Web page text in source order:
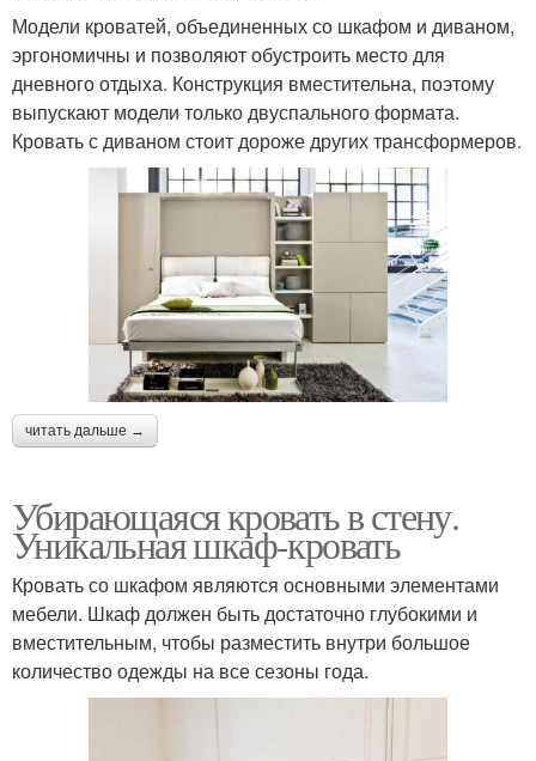
Модели кроватей, объединенных со шкафом и диваном,
эргономичны и позволяют обустроить место для
дневного отдыха. Конструкция вместительна, поэтому
выпускают модели только двуспального формата.
Кровать с диваном стоит дороже других трансформеров.
читать дальше →
Убирающаяся кровать в стену.
Уникальная шкаф-кровать
Кровать со шкафом являются основными элементами
мебели. Шкаф должен быть достаточно глубокими и
вместительным, чтобы разместить внутри большое
количество одежды на все сезоны года.